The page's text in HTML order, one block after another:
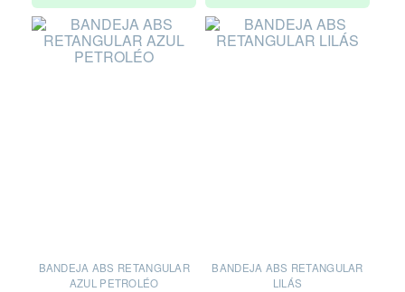
BANDEJA ABS RETANGULAR
AZUL PETROLÉO
BANDEJA ABS RETANGULAR
LILÁS